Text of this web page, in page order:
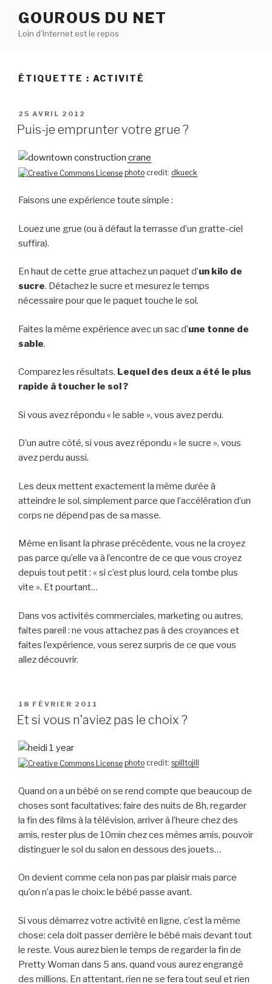
contenu
GOUROUS DU NET
Loin d’Internet est le repos
ÉTIQUETTE : ACTIVITÉ
PUBLIÉ
LE
25 AVRIL 2012
Puis-je emprunter votre grue ?
photo credit: dkueck
Faisons une expérience toute simple :
Louez une grue (ou à défaut la terrasse d’un gratte-ciel
suffira).
En haut de cette grue attachez un paquet d’un kilo de
sucre. Détachez le sucre et mesurez le temps
nécessaire pour que le paquet touche le sol.
Faites la même expérience avec un sac d’une tonne de
sable.
Comparez les résultats. Lequel des deux a été le plus
rapide à toucher le sol ?
Si vous avez répondu « le sable », vous avez perdu.
D’un autre côté, si vous avez répondu « le sucre », vous
avez perdu aussi.
Les deux mettent exactement la même durée à
atteindre le sol, simplement parce que l’accélération d’un
corps ne dépend pas de sa masse.
Même en lisant la phrase précédente, vous ne la croyez
pas parce qu’elle va à l’encontre de ce que vous croyez
depuis tout petit : « si c’est plus lourd, cela tombe plus
vite ». Et pourtant…
Dans vos activités commerciales, marketing ou autres,
faites pareil : ne vous attachez pas à des croyances et
faites l’expérience, vous serez surpris de ce que vous
allez découvrir.
PUBLIÉ
LE
18 FÉVRIER 2011
Et si vous n’aviez pas le choix ?
photo credit: spilltojill
Quand on a un bébé on se rend compte que beaucoup de
choses sont facultatives: faire des nuits de 8h, regarder
la fin des films à la télévision, arriver à l’heure chez des
amis, rester plus de 10min chez ces mêmes amis, pouvoir
distinguer le sol du salon en dessous des jouets…
On devient comme cela non pas par plaisir mais parce
qu’on n’a pas le choix: le bébé passe avant.
Si vous démarrez votre activité en ligne, c’est la même
chose: cela doit passer derrière le bébé mais devant tout
le reste. Vous aurez bien le temps de regarder la fin de
Pretty Woman dans 5 ans, quand vous aurez engrangé
des millions. En attentant, rien ne se fera tout seul et rien